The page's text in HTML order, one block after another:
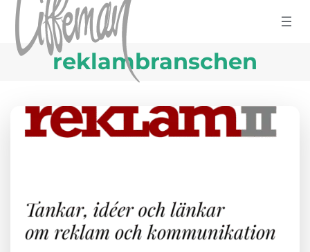
Hoppa till innehåll
reklambranschen